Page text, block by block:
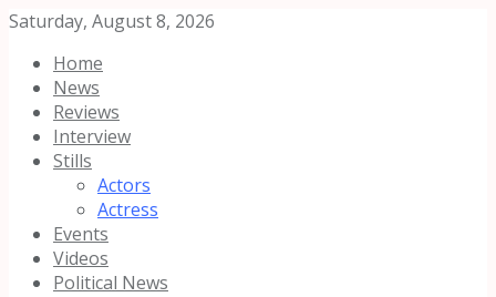
Saturday, August 8, 2026
Home
News
Reviews
Interview
Stills
Actors
Actress
Events
Videos
Political News